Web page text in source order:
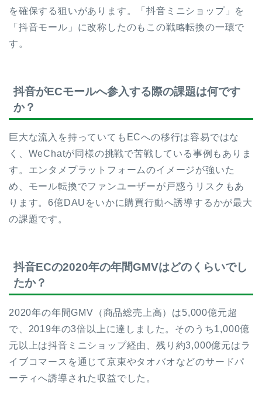
を確保する狙いがあります。「抖音ミニショップ」を
「抖音モール」に改称したのもこの戦略転換の一環で
す。
抖音がECモールへ参入する際の課題は何です
か？
巨大な流入を持っていてもECへの移行は容易ではな
く、WeChatが同様の挑戦で苦戦している事例もありま
す。エンタメプラットフォームのイメージが強いた
め、モール転換でファンユーザーが戸惑うリスクもあ
ります。6億DAUをいかに購買行動へ誘導するかが最大
の課題です。
抖音ECの2020年の年間GMVはどのくらいでし
たか？
2020年の年間GMV（商品総売上高）は5,000億元超
で、2019年の3倍以上に達しました。そのうち1,000億
元以上は抖音ミニショップ経由、残り約3,000億元はラ
イブコマースを通じて京東やタオバオなどのサードパ
ーティへ誘導された収益でした。